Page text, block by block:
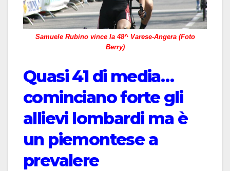
Samuele Rubino vince la 48^ Varese-Angera (Foto
Berry)
Quasi 41 di media…
cominciano forte gli
allievi lombardi ma è
un piemontese a
prevalere